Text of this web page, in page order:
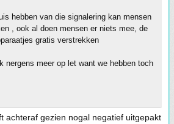
hebben van die signalering kan mensen
, ook al doen mensen er niets mee, de
gratis verstrekken
nergens meer op let want we hebben toch
achteraf gezien nogal negatief uitgepakt